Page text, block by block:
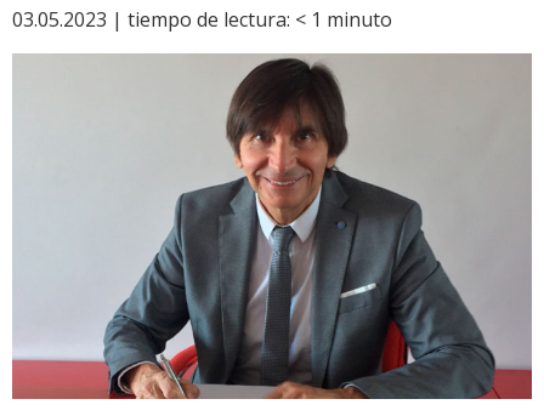
03.05.2023 | tiempo de lectura: < 1 minuto